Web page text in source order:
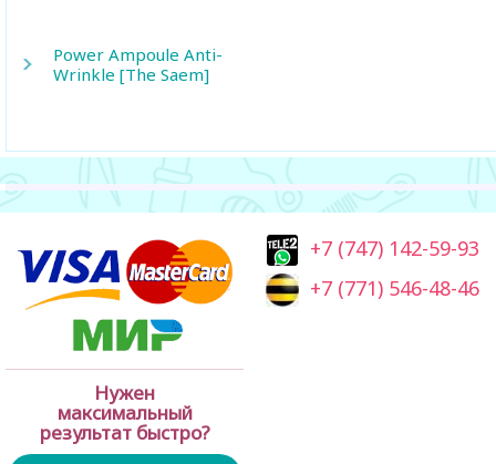
Power Ampoule Anti-
Wrinkle [The Saem]
Нужен
максимальный
результат быстро?
+7 (747) 142-59-93
+7 (771) 546-48-46